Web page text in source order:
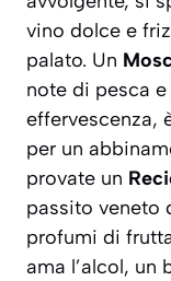
vino dolce e
palato. Un
note di pesca
effervescenza,
per un
provate un
passito veneto
profumi di
ama l’alcol, un